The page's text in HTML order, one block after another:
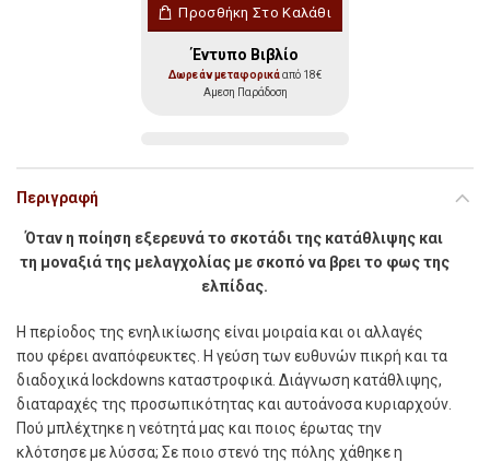
Προσθήκη Στο Καλάθι
Έντυπο Βιβλίο
Δωρεάν μεταφορικάαπό 18€
Αμεση Παράδοση
Περιγραφή
Όταν η ποίηση εξερευνά το σκοτάδι της κατάθλιψης και
τη μοναξιά της μελαγχολίας με σκοπό να βρει το φως της
ελπίδας.
Η περίοδος της ενηλικίωσης είναι µοιραία και οι αλλαγές
που φέρει αναπόφευκτες. Η γεύση των ευθυνών πικρή και τα
διαδοχικά lockdowns καταστροφικά. Διάγνωση κατάθλιψης,
διαταραχές της προσωπικότητας και αυτοάνοσα κυριαρχούν.
Πού µπλέχτηκε η νεότητά µας και ποιος έρωτας την
κλότσησε µε λύσσα; Σε ποιο στενό της πόλης χάθηκε η